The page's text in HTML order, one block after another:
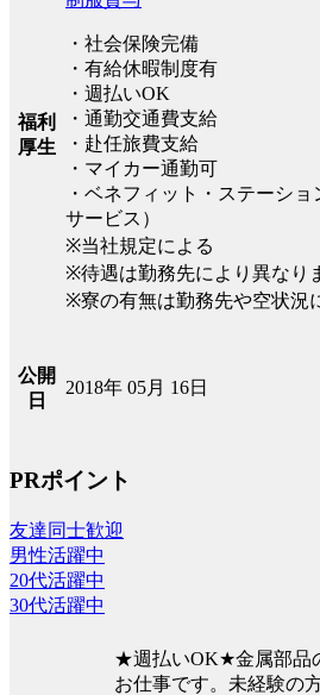
福利
厚生
・社会保険完備
・有給休暇制度有
・週払いOK
・通勤交通費支給
・赴任旅費支給
・マイカー通勤可
・ベネフィット・ステーシ
サービス）
※当社規定による
※待遇は勤務先により異なり
※寮の有無は勤務先や空状況
公開
日
2018年 05月 16日
PRポイント
友達同士歓迎
男性活躍中
20代活躍中
30代活躍中
★週払いOK★金属部品
お仕事です。未経験の